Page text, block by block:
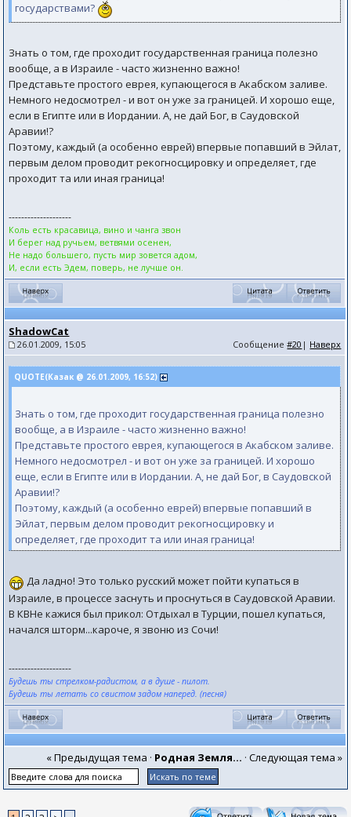
государствами?
Знать о том, где проходит государственная граница полезно
вообще, а в Израиле - часто жизненно важно!
Представьте простого еврея, купающегося в Акабском заливе.
Немного недосмотрел - и вот он уже за границей. И хорошо еще,
если в Египте или в Иордании. А, не дай Бог, в Саудовской
Аравии!?
Поэтому, каждый (а особенно еврей) впервые попавший в Эйлат,
первым делом проводит рекогносцировку и определяет, где
проходит та или иная граница!
--------------------
Коль есть красавица, вино и чанга звон
И берег над ручьем, ветвями осенен,
Не надо большего, пусть мир зовется адом,
И, если есть Эдем, поверь, не лучше он.
ShadowCat
26.01.2009, 15:05 Сообщение#20 | Наверх
QUOTE(Казак @ 26.01.2009, 16:52)
Знать о том, где проходит государственная граница полезно
вообще, а в Израиле - часто жизненно важно!
Представьте простого еврея, купающегося в Акабском заливе.
Немного недосмотрел - и вот он уже за границей. И хорошо
еще, если в Египте или в Иордании. А, не дай Бог, в Саудовской
Аравии!?
Поэтому, каждый (а особенно еврей) впервые попавший в
Эйлат, первым делом проводит рекогносцировку и
определяет, где проходит та или иная граница!
Да ладно! Это только русский может пойти купаться в
Израиле, в процессе заснуть и проснуться в Саудовской Аравии.
В КВНе кажися был прикол: Отдыхал в Турции, пошел купаться,
начался шторм...кароче, я звоню из Сочи!
--------------------
Будешь ты стрелком-радистом, а в душе - пилот.
Будешь ты летать со свистом задом наперед. (песня)
« Предыдущая тема · Родная Земля... · Следующая тема »